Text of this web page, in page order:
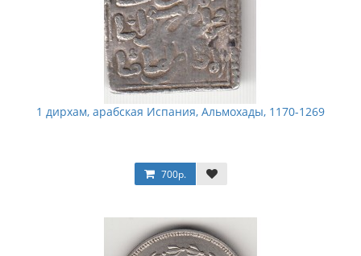
1 дирхам, арабская Испания, Альмохады, 1170-1269
700р.